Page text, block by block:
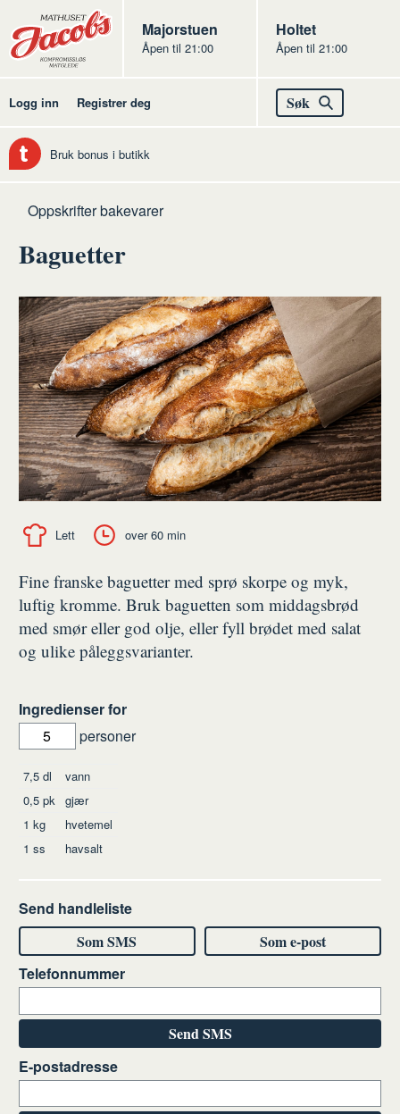
Butikker
Jacobs
Majorstuen
Åpen til 21:00
Jacobs
Holtet
Åpen til 21:00
Logg inn Registrer deg Søk
Bruk bonus i butikk
Hjem
Bakevarer
Oppskrifter bakevarer
Baguetter
Lett over 60 min
Fine franske baguetter med sprø skorpe og myk,
luftig kromme. Bruk baguetten som middagsbrød
med smør eller god olje, eller fyll brødet med salat
og ulike påleggsvarianter.
Ingredienser for
personer
Ingredienser
7,5dl
vann
0,5pk gjær
1 kg
hvetemel
1 ss havsalt
Send handleliste
Som SMS
Som e-post
Telefonnummer
Send SMS
E-postadresse